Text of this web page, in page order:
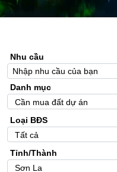
Nhu cầu
Danh mục
Loại BĐS
Tỉnh/Thành